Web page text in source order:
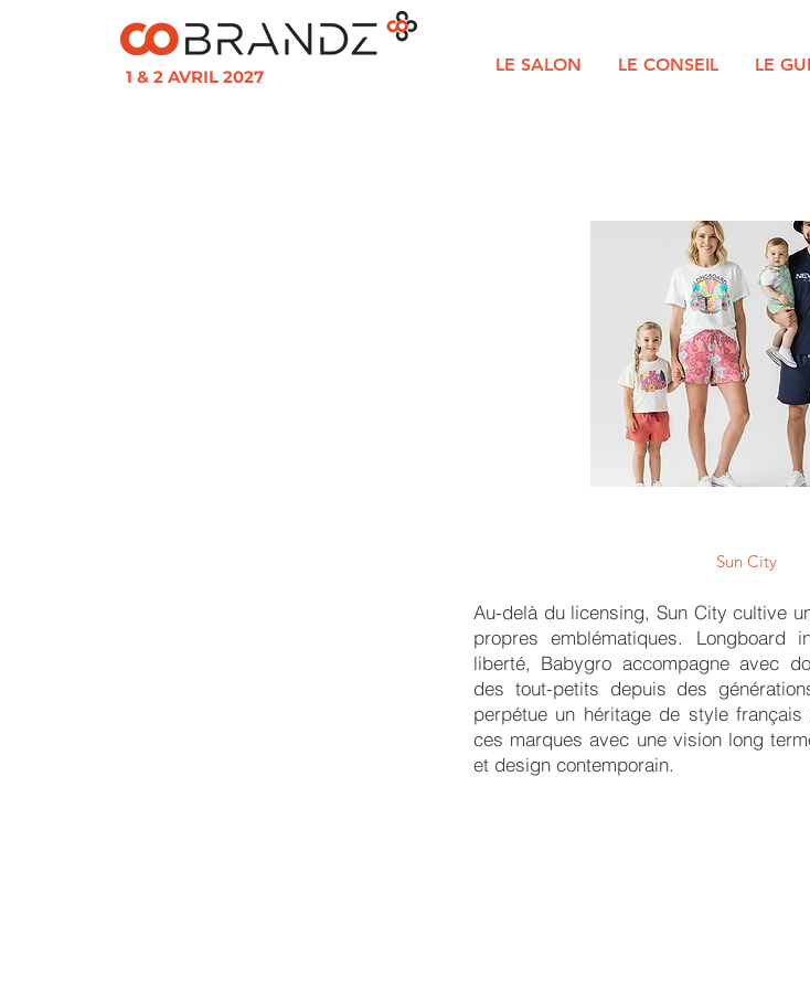
1 & 2 AVRIL 2027
LE SALON LE CONSEIL LE
Sun City
Au-delà du licensing, Sun City cultive
propres emblématiques. Longboard
liberté, Babygro accompagne avec
des tout-petits depuis des
perpétue un héritage de style français
ces marques avec une vision long
et design contemporain.